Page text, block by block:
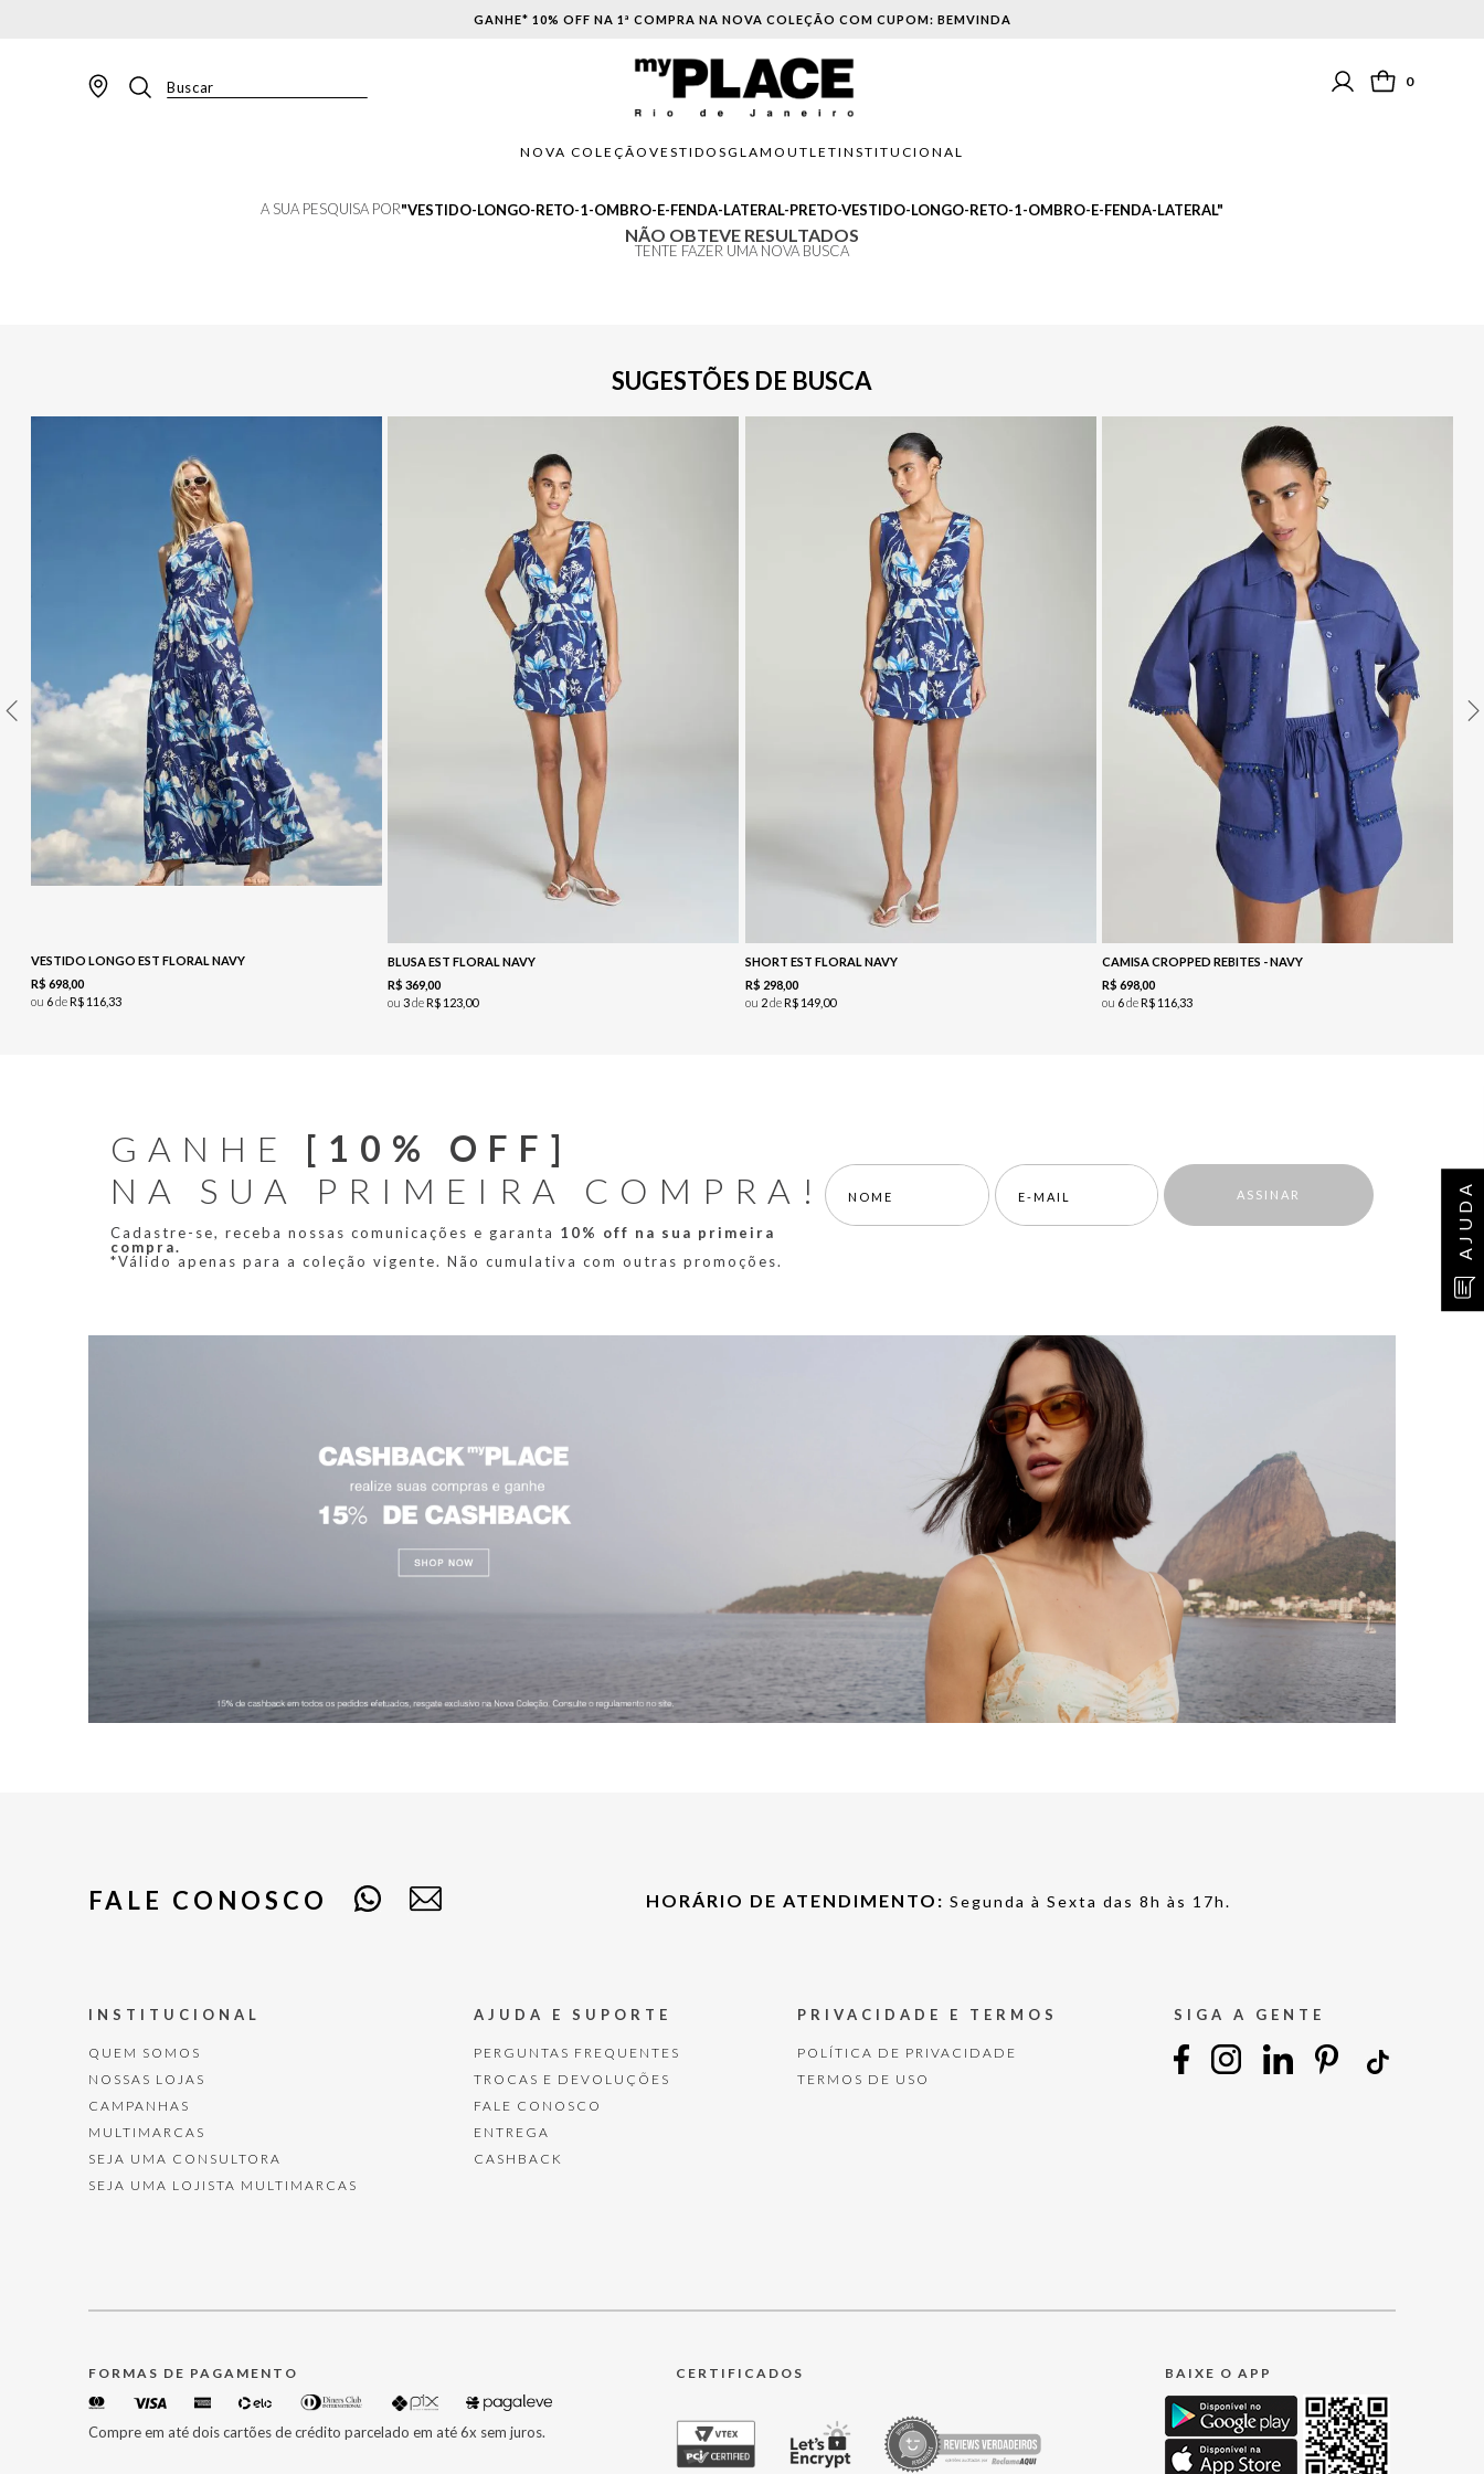
GANHE* 10% OFF NA 1ª COMPRA NA NOVA COLEÇÃO COM CUPOM: BEMVINDA
Buscar
SHORT
COLETE
0
NOVA COLEÇÃO VESTIDOSGLAM OUTLETINSTITUCIONAL
AJUDA
A SUA PESQUISA POR VESTIDO-LONGO-RETO-1-OMBRO-E-FENDA-LATERAL-PRETO-VESTIDO-LONGO-RETO-1-OMBRO-E-FENDA-LATERAL
NÃO OBTEVE RESULTADOS
TENTE FAZER UMA NOVA BUSCA
SUGESTÕES DE BUSCA
VESTIDO LONGO EST FLORAL NAVY
R$ 698,00
ou 6deR$ 116,33
BLUSA EST FLORAL NAVY
R$ 369,00
ou3deR$ 123 00
SHORT EST FLORAL NAVY
R$ 298,00
ou 2deR$ 149, 00
CAMISA CROPPED REBITES - NAVY
R$ 698,00
ou 6deR$ 116,33
GANHE [10% OFF]
NA SUA PRIMEIRA COMPRA!
Cadastre-se, receba nossas comunicações e garanta 10% off na sua primeira
compra.
*Válido apenas para a coleção vigente. Não cumulativa com outras promoções.
ASSINAR
FALE CONOSCO HORÁRIO DE ATENDIMENTO: Segunda à Sexta das 8h às 17h.
INSTITUCIONAL
QUEM SOMOS
NOSSAS LOJAS
CAMPANHAS
MULTIMARCAS
SEJA UMA CONSULTORA
SEJA UMA LOJISTA MULTIMARCAS
AJUDA E SUPORTE
PERGUNTAS FREQUENTES
TROCAS E DEVOLUÇÕES
FALE CONOSCO
ENTREGA
CASHBACK
PRIVACIDADE E TERMOS
POLÍTICA DE PRIVACIDADE
TERMOS DE USO
SIGA A GENTE
FORMAS DE PAGAMENTO
Compre em até dois cartões de crédito parcelado em até 6x sem juros.
CERTIFICADOS BAIXE O APP